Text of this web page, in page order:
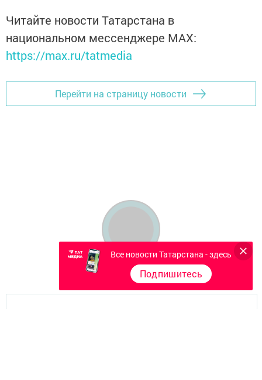
Читайте новости Татарстана в
национальном мессенджере MАХ:
https://max.ru/tatmedia
Перейти на страницу новости
Все новости Татарстана - здесь
Подпишитесь